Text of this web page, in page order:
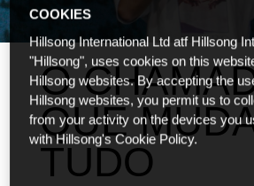
O
QUE
TUDO
COOKIES
Hillsong International Ltd atf Hillsong
"Hillsong", uses cookies on this
Hillsong websites. By accepting the
Hillsong websites, you permit us to
from your activity on the devices you
with Hillsong's Cookie Policy.